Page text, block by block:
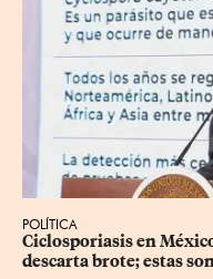
POLÍTICA
Ciclosporiasis en
descarta brote; estas